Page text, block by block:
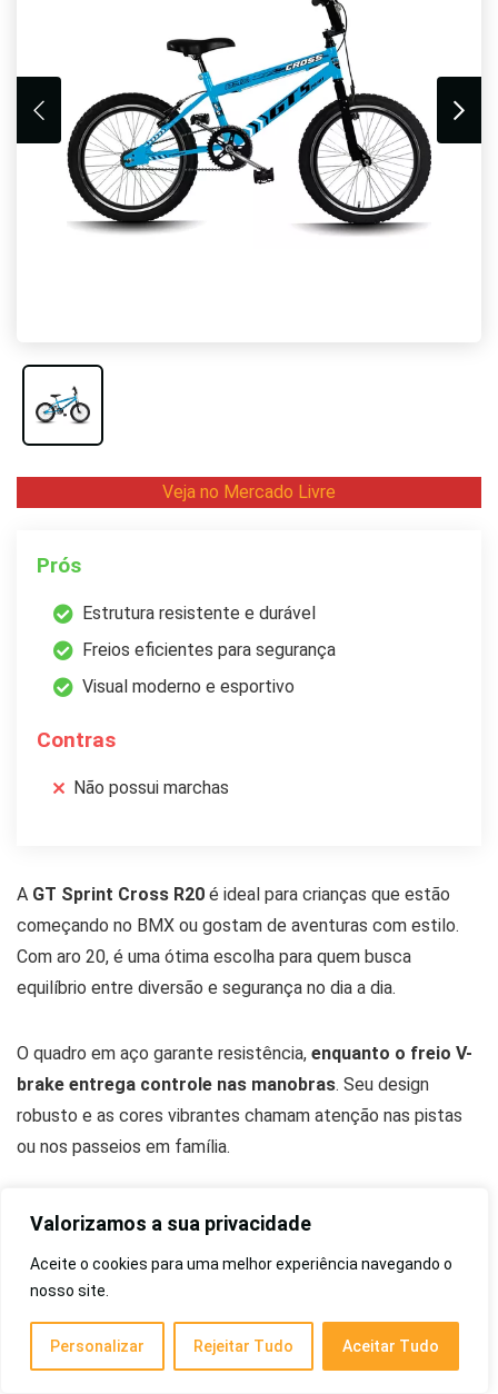
Valorizamos a sua privacidade
Aceite o cookies para uma melhor experiência navegando o
nosso site.
Personalizar Rejeitar Tudo Aceitar Tudo
Veja no Mercado Livre
Prós
Estrutura resistente e durável
Freios eficientes para segurança
Visual moderno e esportivo
Contras
Não possui marchas
A GT Sprint Cross R20 é ideal para crianças que estão
começando no BMX ou gostam de aventuras com estilo.
Com aro 20, é uma ótima escolha para quem busca
equilíbrio entre diversão e segurança no dia a dia.
O quadro em aço garante resistência, enquanto o freio V-
brake entrega controle nas manobras. Seu design
robusto e as cores vibrantes chamam atenção nas pistas
ou nos passeios em família.
Material Aço
Tipo Infantil
Velocidade Sem marchas
Peso 12kg